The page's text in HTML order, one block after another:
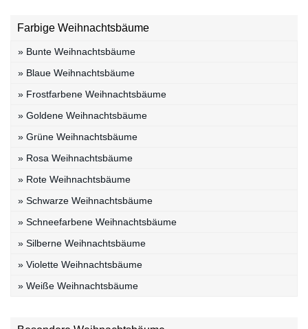
Farbige Weihnachtsbäume
» Bunte Weihnachtsbäume
» Blaue Weihnachtsbäume
» Frostfarbene Weihnachtsbäume
» Goldene Weihnachtsbäume
» Grüne Weihnachtsbäume
» Rosa Weihnachtsbäume
» Rote Weihnachtsbäume
» Schwarze Weihnachtsbäume
» Schneefarbene Weihnachtsbäume
» Silberne Weihnachtsbäume
» Violette Weihnachtsbäume
» Weiße Weihnachtsbäume